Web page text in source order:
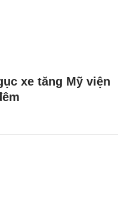
xe tăng Mỹ viện